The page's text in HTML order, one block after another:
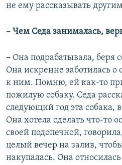
не ему рассказывать
– Чем Седа занималась,
– Она подрабатывала, беря
Она искренне заботилась о
к ним. Помню, ей как-то
пожилую собаку. Седа
следующий год эта собака,
Она хотела сделать что-то
своей подопечной,
целый вечер на залив,
накупалась. Она